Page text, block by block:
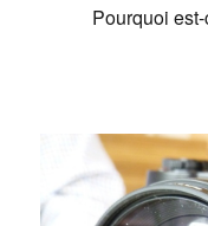
Pourquoi